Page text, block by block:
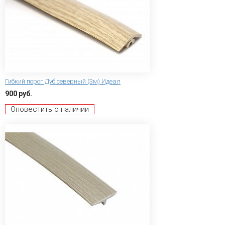
Гибкий порог Дуб северный (3м) Идеал
900 руб.
Оповестить о наличии